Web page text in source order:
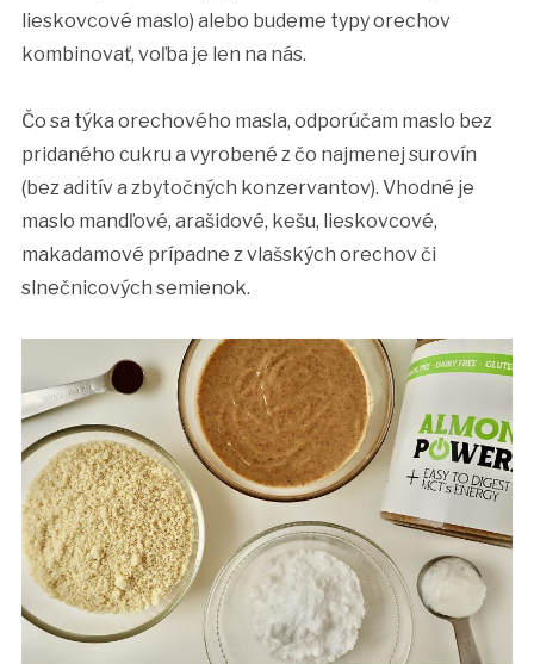
lieskovcové maslo) alebo budeme typy orechov
kombinovať, voľba je len na nás.
Čo sa týka orechového masla, odporúčam maslo bez
pridaného cukru a vyrobené z čo najmenej surovín
(bez aditív a zbytočných konzervantov). Vhodné je
maslo mandľové, arašidové, kešu, lieskovcové,
makadamové prípadne z vlašských orechov či
slnečnicových semienok.